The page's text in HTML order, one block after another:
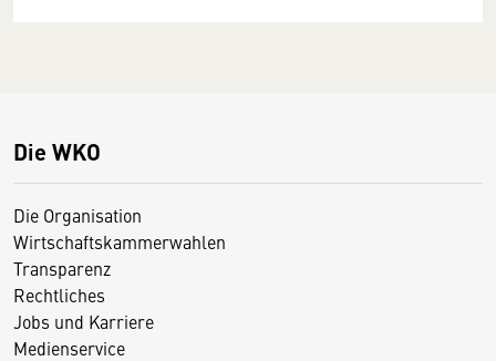
Die WKO
Die Organisation
Wirtschaftskammerwahlen
Transparenz
Rechtliches
Jobs und Karriere
Medienservice